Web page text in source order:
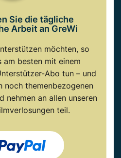
Sie die tägliche
Arbeit an GreWi
möchten, so
am besten mit einem
Abo tun – und
noch themenbezogenen
nehmen an allen unseren
teil.